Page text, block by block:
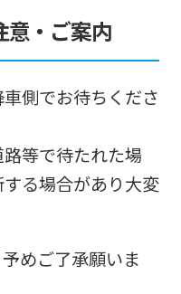
意・ご案内
側でお待ちくださ
等で待たれた場
る場合があり大変
めご了承願いま
Automatic